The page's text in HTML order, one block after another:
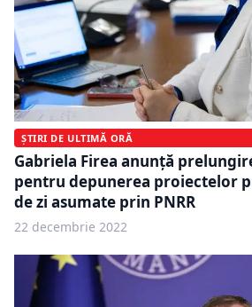
ȘTIRI DE ULTIMĂ ORĂ
Gabriela Firea anunță
pentru depunerea proiectelor
de zi asumate prin PNRR
22 decembrie 2022